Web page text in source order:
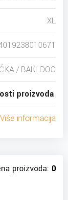
XL
/ BAKI DOO
proizvoda
Više informacija
proizvoda: 0